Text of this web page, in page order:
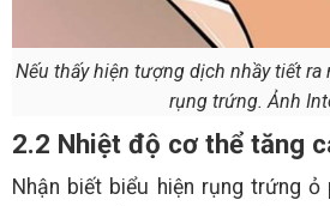
Nếu thấy hiện tượng dịch nhầy tiết ra
rụng trứng. Ảnh
2.2 Nhiệt độ cơ thể tăng
Nhận biết biểu hiện rụng trứng